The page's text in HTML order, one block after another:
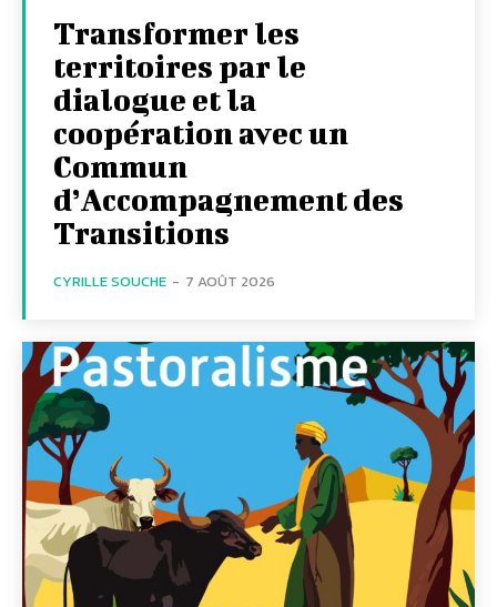
Transformer les
territoires par le
dialogue et la
coopération avec un
Commun
d’Accompagnement des
Transitions
CYRILLE SOUCHE - 7 AOÛT 2026